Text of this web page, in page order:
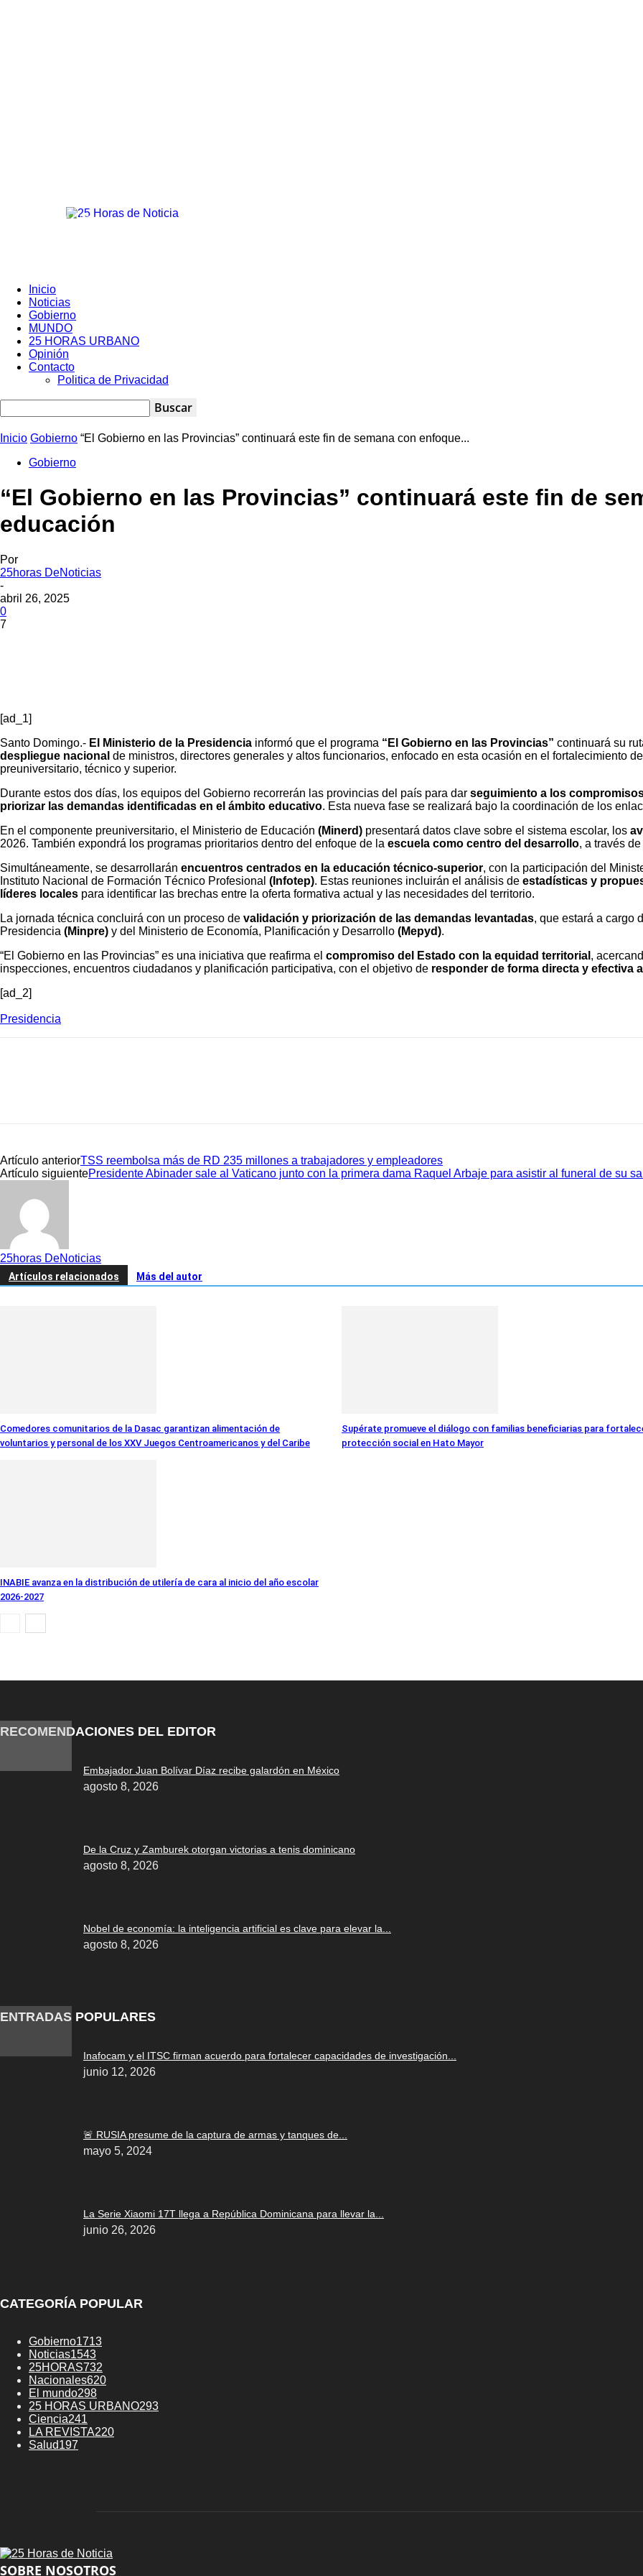
Registrarse / Unirse 25horasdenoticias
Inicio
Noticias
Gobierno
MUNDO
25 HORAS URBANO
Opinión
Contacto
Politica de Privacidad
Inicio Gobierno “El Gobierno en las Provincias” continuará este fin de semana con enfoque...
Gobierno
“El Gobierno en las Provincias” continuará este fin de
educación
Por
25horas DeNoticias
-
abril 26, 2025
0
7
[ad_1]
Santo Domingo.- El Ministerio de la Presidencia informó que el programa “El Gobierno en las Provincias” continuará su
despliegue nacional de ministros, directores generales y altos funcionarios, enfocado en esta ocasión en el fortalecimiento
preuniversitario, técnico y superior.
Durante estos dos días, los equipos del Gobierno recorrerán las provincias del país para dar seguimiento a los
priorizar las demandas identificadas en el ámbito educativo. Esta nueva fase se realizará bajo la coordinación de los
En el componente preuniversitario, el Ministerio de Educación (Minerd) presentará datos clave sobre el sistema escolar, los
2026. También expondrá los programas prioritarios dentro del enfoque de la escuela como centro del desarrollo, a través
Simultáneamente, se desarrollarán encuentros centrados en la educación técnico-superior, con la participación del
Instituto Nacional de Formación Técnico Profesional (Infotep). Estas reuniones incluirán el análisis de estadísticas y
líderes locales para identificar las brechas entre la oferta formativa actual y las necesidades del territorio.
La jornada técnica concluirá con un proceso de validación y priorización de las demandas levantadas, que estará a cargo
Presidencia (Minpre) y del Ministerio de Economía, Planificación y Desarrollo (Mepyd).
“El Gobierno en las Provincias” es una iniciativa que reafirma el compromiso del Estado con la equidad territorial ,
inspecciones, encuentros ciudadanos y planificación participativa, con el objetivo de responder de forma directa y efectiva
[ad_2]
Presidencia
Artículo anteriorTSS reembolsa más de RD 235 millones a trabajadores y empleadores
Artículo siguientePresidente Abinader sale al Vaticano junto con la primera dama Raquel Arbaje para asistir al funeral de su
25horas DeNoticias
Artículos relacionados Más del autor
Comedores comunitarios de la Dasac garantizan alimentación de
voluntarios y personal de los XXV Juegos Centroamericanos y del Caribe
Supérate promueve el diálogo con familias beneficiarias para
protección social en Hato Mayor
INABIE avanza en la distribución de utilería de cara al inicio del año escolar
2026-2027
RECOMENDACIONES DEL EDITOR
Embajador Juan Bolívar Díaz recibe galardón en México
agosto 8, 2026
De la Cruz y Zamburek otorgan victorias a tenis dominicano
agosto 8, 2026
Nobel de economía: la inteligencia artificial es clave para elevar la...
agosto 8, 2026
ENTRADAS POPULARES
Inafocam y el ITSC firman acuerdo para fortalecer capacidades de investigación...
junio 12, 2026
🚨 RUSIA presume de la captura de armas y tanques de...
mayo 5, 2024
La Serie Xiaomi 17T llega a República Dominicana para llevar la...
junio 26, 2026
CATEGORÍA POPULAR
Gobierno1713
Noticias1543
25HORAS732
Nacionales620
El mundo298
25 HORAS URBANO293
Ciencia241
LA REVISTA220
Salud197
SOBRE NOSOTROS